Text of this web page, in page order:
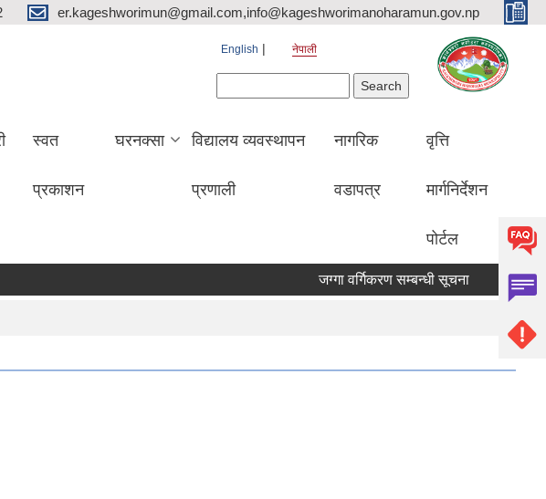
er.kageshworimun@gmail.com,info@kageshworimanoharamun.gov.np
English नेपाली
स्वत
प्रकाशन
घरनक्सा विद्यालय व्यवस्थापन
प्रणाली
नागरिक
वडापत्र
वृत्ति
मार्गनिर्देशन
पोर्टल
जग्गा वर्गिकरण सम्बन्धी सूचना श्री सिद्दि